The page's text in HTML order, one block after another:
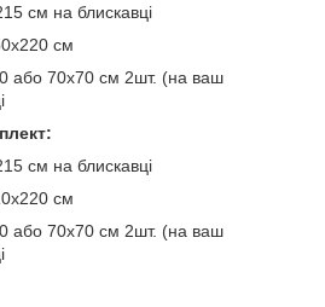
см на блискавці
см
або 70х70 см 2шт. (на ваш
см на блискавці
см
або 70х70 см 2шт. (на ваш